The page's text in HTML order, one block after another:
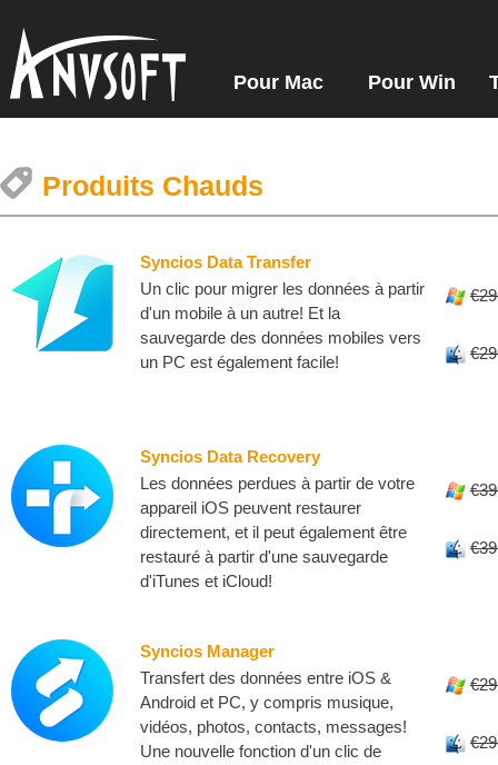
Pour Mac Pour Win
Produits Chauds
Syncios Data Transfer
Un clic pour migrer les données à partir
d'un mobile à un autre! Et la
sauvegarde des données mobiles vers
un PC est également facile!
Syncios Data Recovery
Les données perdues à partir de votre
appareil iOS peuvent restaurer
directement, et il peut également être
restauré à partir d'une sauvegarde
d'iTunes et iCloud!
Syncios Manager
Transfert des données entre iOS &
Android et PC, y compris musique,
vidéos, photos, contacts, messages!
Une nouvelle fonction d'un clic de